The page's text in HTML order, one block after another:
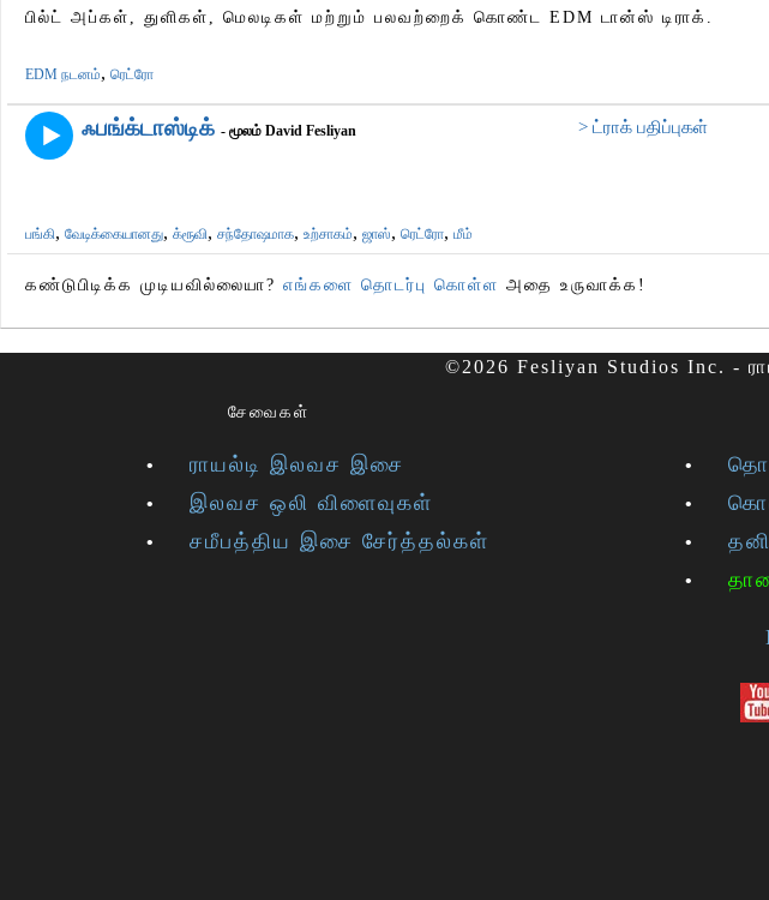
பில்ட் அப்கள், துளிகள், மெலடிகள் மற்றும் பலவற்றைக் கொண்ட EDM டான்ஸ் டிராக்.
EDM நடனம், ரெட்ரோ
ஃபங்க்டாஸ்டிக் - மூலம் David Fesliyan > ட்ராக் பதிப்புகள்
பங்கி, வேடிக்கையானது, க்ரூவி, சந்தோஷமாக, உற்சாகம், ஜாஸ், ரெட்ரோ, மீம்
கண்டுபிடிக்க முடியவில்லையா? எங்களை தொடர்பு கொள்ள அதை உருவாக்க!
©2026 Fesliyan Studios Inc. -
சேவைகள்
ராயல்டி இலவச இசை
இலவச ஒலி விளைவுகள்
சமீபத்திய இசை சேர்த்தல்கள்